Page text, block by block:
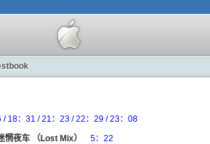
18：31 / 21：23 / 22：29 / 23：08
惘夜车 （Lost Mix）
5：22